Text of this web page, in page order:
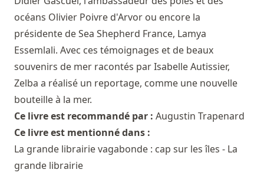
océans Olivier Poivre d'Arvor ou encore la
présidente de Sea Shepherd France, Lamya
Essemlali. Avec ces témoignages et de beaux
souvenirs de mer racontés par Isabelle Autissier,
Zelba a réalisé un reportage, comme une nouvelle
bouteille à la mer.
Ce livre est recommandé par : Augustin Trapenard
Ce livre est mentionné dans :
La grande librairie vagabonde : cap sur les îles - La
grande librairie